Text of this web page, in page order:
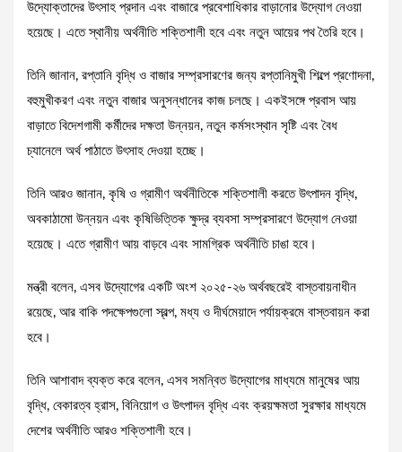
উদ্যোক্তাদের উৎসাহ প্রদান এবং বাজারে প্রবেশাধিকার বাড়ানোর উদ্যোগ নেওয়া
হয়েছে। এতে স্থানীয় অর্থনীতি শক্তিশালী হবে এবং নতুন আয়ের পথ তৈরি হবে।
তিনি জানান, রপ্তানি বৃদ্ধি ও বাজার সম্প্রসারণের জন্য রপ্তানিমুখী শিল্পে প্রণোদনা,
বহুমুখীকরণ এবং নতুন বাজার অনুসন্ধানের কাজ চলছে। একইসঙ্গে প্রবাস আয়
বাড়াতে বিদেশগামী কর্মীদের দক্ষতা উন্নয়ন, নতুন কর্মসংস্থান সৃষ্টি এবং বৈধ
চ্যানেলে অর্থ পাঠাতে উৎসাহ দেওয়া হচ্ছে।
তিনি আরও জানান, কৃষি ও গ্রামীণ অর্থনীতিকে শক্তিশালী করতে উৎপাদন বৃদ্ধি,
অবকাঠামো উন্নয়ন এবং কৃষিভিত্তিক ক্ষুদ্র ব্যবসা সম্প্রসারণে উদ্যোগ নেওয়া
হয়েছে। এতে গ্রামীণ আয় বাড়বে এবং সামগ্রিক অর্থনীতি চাঙা হবে।
মন্ত্রী বলেন, এসব উদ্যোগের একটি অংশ ২০২৫-২৬ অর্থবছরেই বাস্তবায়নাধীন
রয়েছে, আর বাকি পদক্ষেপগুলো স্বল্প, মধ্য ও দীর্ঘমেয়াদে পর্যায়ক্রমে বাস্তবায়ন করা
হবে।
তিনি আশাবাদ ব্যক্ত করে বলেন, এসব সমন্বিত উদ্যোগের মাধ্যমে মানুষের আয়
বৃদ্ধি, বেকারত্ব হ্রাস, বিনিয়োগ ও উৎপাদন বৃদ্ধি এবং ক্রয়ক্ষমতা সুরক্ষার মাধ্যমে
দেশের অর্থনীতি আরও শক্তিশালী হবে।